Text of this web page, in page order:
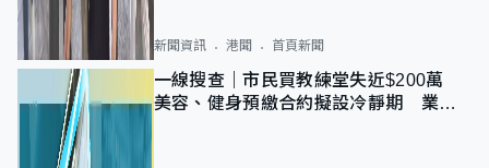
新聞資訊 港聞 首頁新聞
一線搜查｜市民買教練堂失近$200萬
美容、健身預繳合約擬設冷靜期 業界